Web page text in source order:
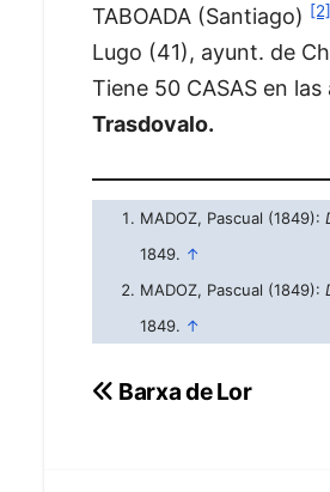
TABOADA (Santiago) [2]
Lugo (41), ayunt. de
Tiene 50 CASAS en
Trasdovalo.
MADOZ, Pascual (1849):
1849. ↑
MADOZ, Pascual (1849):
1849. ↑
Navegación
Barxa de Lor